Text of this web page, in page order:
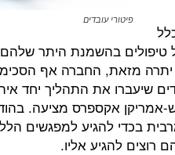
פיטורי עובדים
טיפולים בהשמנת היתר
יתרה מזאת, החברה אף
שיעברו את התהליך יחד
ש-אמריקן אקספרס מציעה.
בכדי להגיע למפגשים
להגיע אליו.